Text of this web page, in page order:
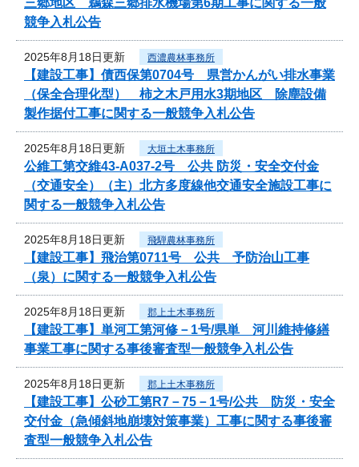
競争入札公告
2025年8月18日更新 西濃農林事務所
【建設工事】債西保第0704号 県営かんがい排水事業
（保全合理化型） 柿之木戸用水3期地区 除塵設備
製作据付工事に関する一般競争入札公告
2025年8月18日更新 大垣土木事務所
公維工第交維43-A037-2号 公共 防災・安全交付金
（交通安全）（主）北方多度線他交通安全施設工事に
関する一般競争入札公告
2025年8月18日更新 飛騨農林事務所
【建設工事】飛治第0711号 公共 予防治山工事
（泉）に関する一般競争入札公告
2025年8月18日更新 郡上土木事務所
【建設工事】単河工第河修－1号/県単 河川維持修繕
事業工事に関する事後審査型一般競争入札公告
2025年8月18日更新 郡上土木事務所
【建設工事】公砂工第R7－75－1号/公共 防災・安全
交付金（急傾斜地崩壊対策事業）工事に関する事後審
査型一般競争入札公告